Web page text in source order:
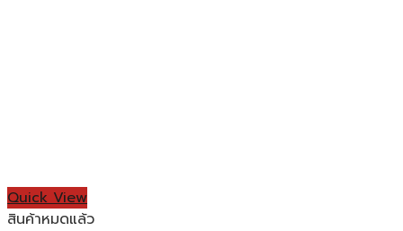
Quick View
สินค้าหมดแล้ว